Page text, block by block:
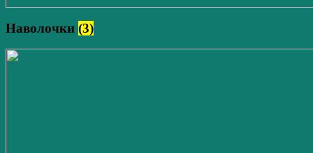
Наволочки (3)